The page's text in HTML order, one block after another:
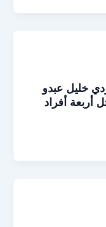
خليل عبدو
أربعة أفراد